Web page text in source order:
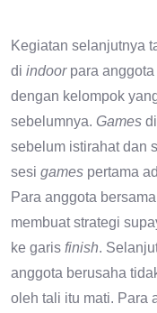
Kegiatan selanjutnya
di indoorpara anggota
dengan kelompok
sebelumnya. Games
sebelum istirahat dan
sesi games pertama
Para anggota
membuat strategi
ke garis finish.
anggota berusaha
oleh tali itu mati. Para